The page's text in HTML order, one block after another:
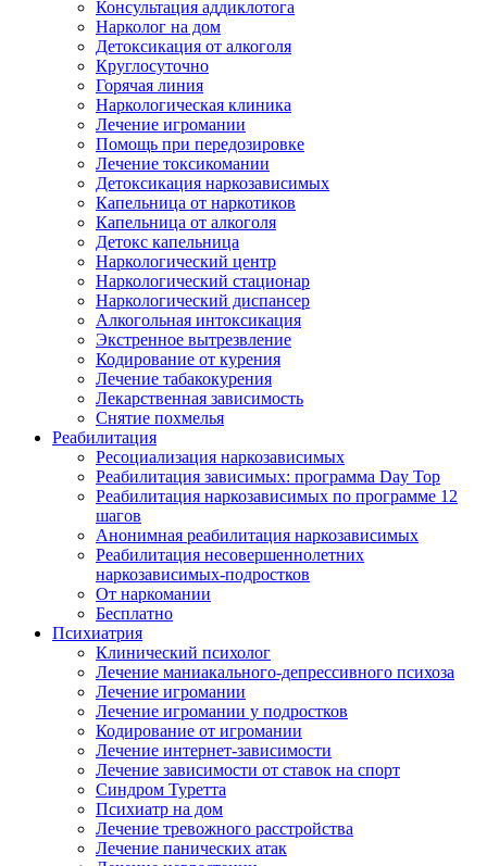
Консультация аддиклотога
Нарколог на дом
Детоксикация от алкоголя
Круглосуточно
Горячая линия
Наркологическая клиника
Лечение игромании
Помощь при передозировке
Лечение токсикомании
Детоксикация наркозависимых
Капельница от наркотиков
Капельница от алкоголя
Детокс капельница
Наркологический центр
Наркологический стационар
Наркологический диспансер
Алкогольная интоксикация
Экстренное вытрезвление
Кодирование от курения
Лечение табакокурения
Лекарственная зависимость
Снятие похмелья
Реабилитация
Ресоциализация наркозависимых
Реабилитация зависимых: программа Day Top
Реабилитация наркозависимых по программе 12
шагов
Анонимная реабилитация наркозависимых
Реабилитация несовершеннолетних
наркозависимых-подростков
От наркомании
Бесплатно
Психиатрия
Клинический психолог
Лечение маниакального-депрессивного психоза
Лечение игромании
Лечение игромании у подростков
Кодирование от игромании
Лечение интернет-зависимости
Лечение зависимости от ставок на спорт
Синдром Туретта
Психиатр на дом
Лечение тревожного расстройства
Лечение панических атак